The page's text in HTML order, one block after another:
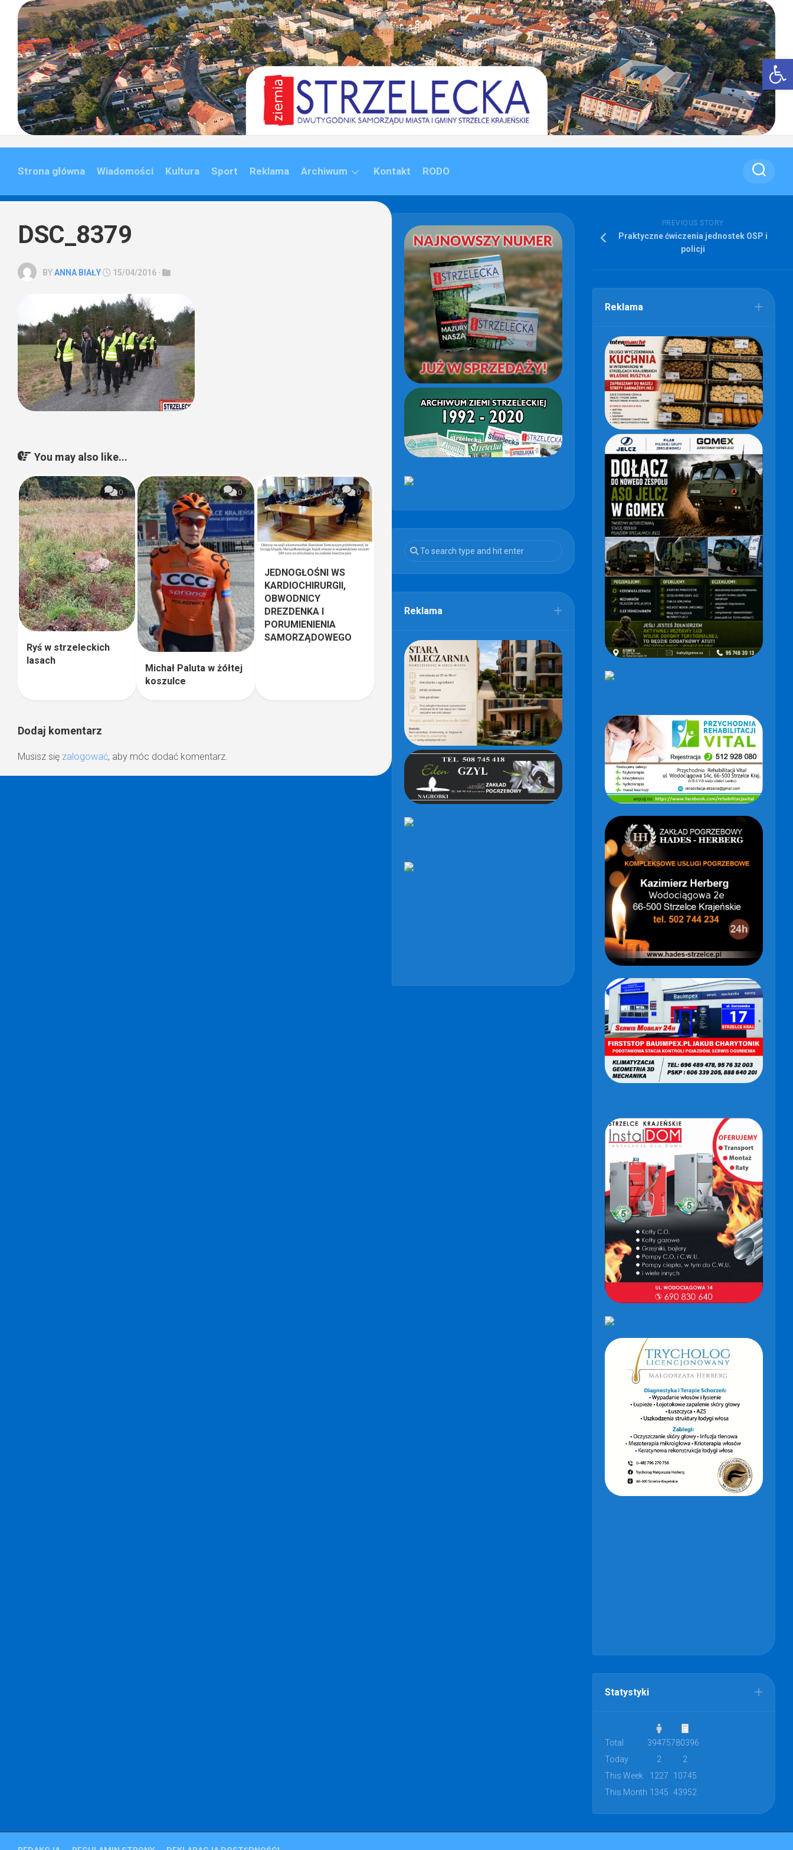
content
Strona główna Wiadomości Kultura Sport Reklama Archiwum Kontakt RODO
DSC_8379
BYANNA BIAŁY 15/04/2016 ·
You may also like...
0
Ryś w strzeleckich
lasach
0
Michał Paluta w żółtej
koszulce
0
JEDNOGŁOŚNI WS
KARDIOCHIRURGII,
OBWODNICY
DREZDENKA I
PORUMIENIENIA
SAMORZĄDOWEGO
Dodaj komentarz
Musisz się zalogować, aby móc dodać komentarz.
PREVIOUS STORY
Praktyczne ćwiczenia jednostek OSP i
policji
Reklama
Statystyki
Total 39475780396
Today
2
2
This Week
1227
10745
This Month 1345 43952
Reklama